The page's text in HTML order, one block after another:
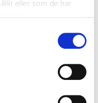
eller som de har